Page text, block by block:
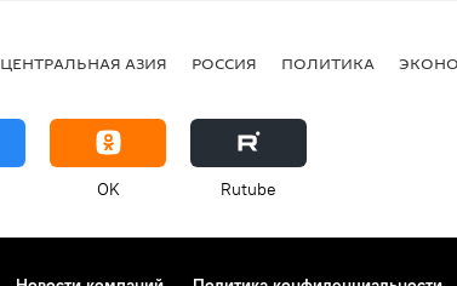
ЦЕНТРАЛЬНАЯ АЗИЯ РОССИЯ ПОЛИТИКА
OK Rutube